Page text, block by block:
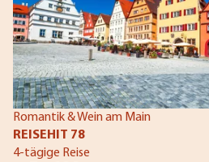
Romantik & Wein am Main
REISEHIT 78
4-tägige Reise